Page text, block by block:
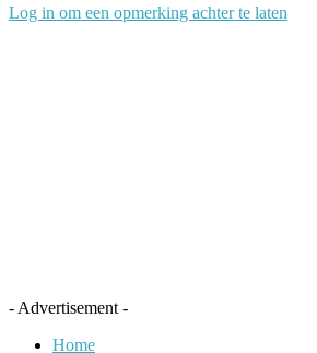
Log in om een opmerking achter te laten
- Advertisement -
Home